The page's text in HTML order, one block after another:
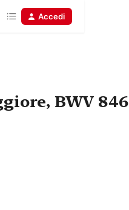
Accedi
BWV 846